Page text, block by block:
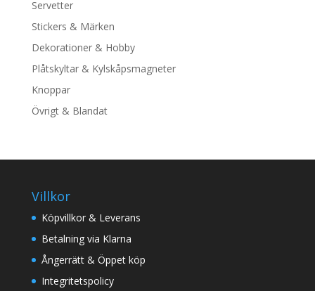
Servetter
Stickers & Märken
Dekorationer & Hobby
Plåtskyltar & Kylskåpsmagneter
Knoppar
Övrigt & Blandat
Villkor
Köpvillkor & Leverans
Betalning via Klarna
Ångerrätt & Öppet köp
Integritetspolicy